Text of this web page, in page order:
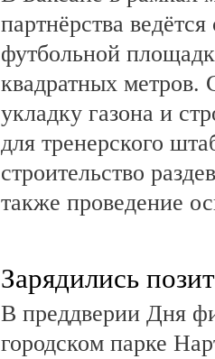
партнёрства
футбольной
квадратных метров.
укладку газона и
для тренерского
строительство
также проведение
Зарядились
В преддверии Дня
городском парке